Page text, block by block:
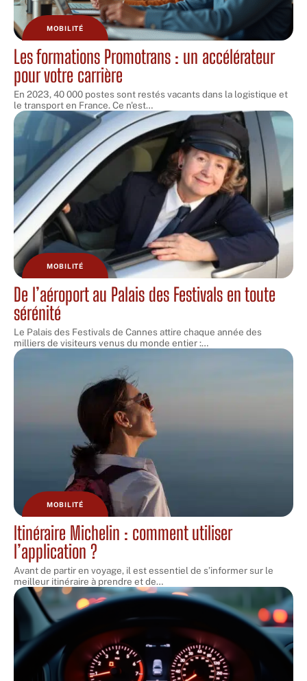
MOBILITÉ
Les formations Promotrans : un accélérateur
pour votre carrière
En 2023, 40 000 postes sont restés vacants dans la logistique et
le transport en France. Ce n'est…
MOBILITÉ
De l’aéroport au Palais des Festivals en toute
sérénité
Le Palais des Festivals de Cannes attire chaque année des
milliers de visiteurs venus du monde entier :…
MOBILITÉ
Itinéraire Michelin : comment utiliser
l’application ?
Avant de partir en voyage, il est essentiel de s’informer sur le
meilleur itinéraire à prendre et de…